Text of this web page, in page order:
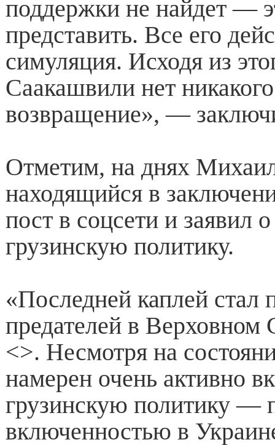
поддержки не найдет —
представить. Все его
симуляция. Исходя из
Саакашвили нет
возвращение», —
Отметим, на днях
находящийся в
пост в соцсети и заявил
грузинскую политику.
«Последней каплей стал
предателей в
<>. Несмотря на
намерен очень активно
грузинскую политику —
включенностью в